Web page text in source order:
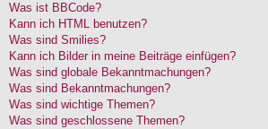
Was ist BBCode?
Kann ich HTML benutzen?
Was sind Smilies?
Kann ich Bilder in meine Beiträge einfügen?
Was sind globale Bekanntmachungen?
Was sind Bekanntmachungen?
Was sind wichtige Themen?
Was sind geschlossene Themen?